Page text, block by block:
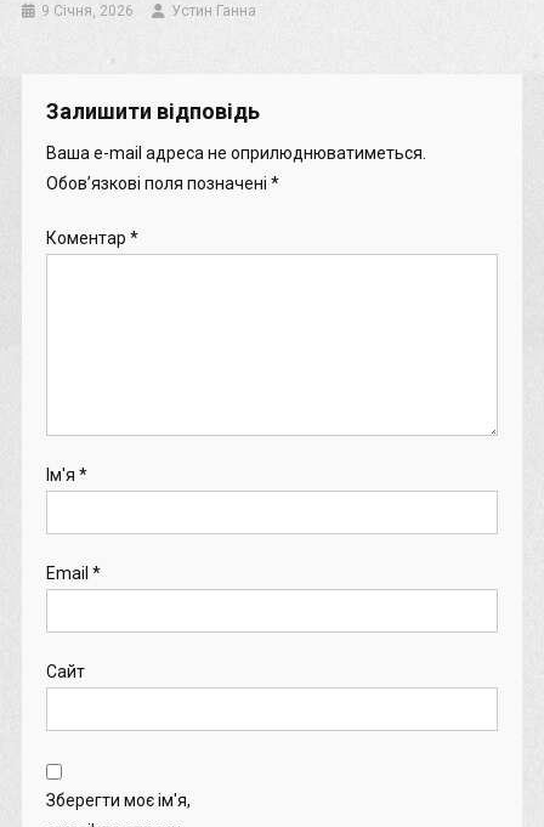
9 Січня, 2026 Устин Ганна
Залишити відповідь
Ваша e-mail адреса не оприлюднюватиметься.
Обов’язкові поля позначені *
Коментар *
Ім'я *
Email *
Сайт
Зберегти моє ім'я,